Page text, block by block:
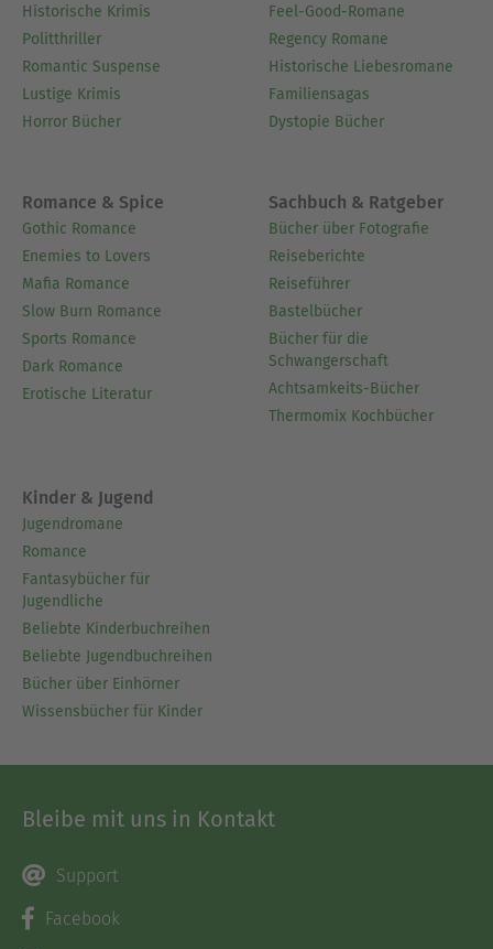
Historische Krimis
Politthriller
Romantic Suspense
Lustige Krimis
Horror Bücher
Feel-Good-Romane
Regency Romane
Historische Liebesromane
Familiensagas
Dystopie Bücher
Romance & Spice
Gothic Romance
Enemies to Lovers
Mafia Romance
Slow Burn Romance
Sports Romance
Dark Romance
Erotische Literatur
Sachbuch & Ratgeber
Bücher über Fotografie
Reiseberichte
Reiseführer
Bastelbücher
Bücher für die
Schwangerschaft
Achtsamkeits-Bücher
Thermomix Kochbücher
Kinder & Jugend
Jugendromane
Romance
Fantasybücher für
Jugendliche
Beliebte Kinderbuchreihen
Beliebte Jugendbuchreihen
Bücher über Einhörner
Wissensbücher für Kinder
Bleibe mit uns in Kontakt
Support
Facebook